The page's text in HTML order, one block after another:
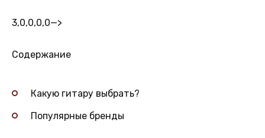
3,0,0,0,0—>
Содержание
Какую гитару выбрать?
Популярные бренды